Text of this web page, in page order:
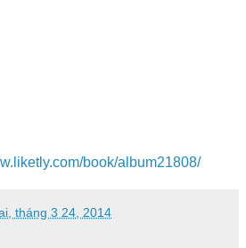
book/album21808/
tháng 3 24, 2014